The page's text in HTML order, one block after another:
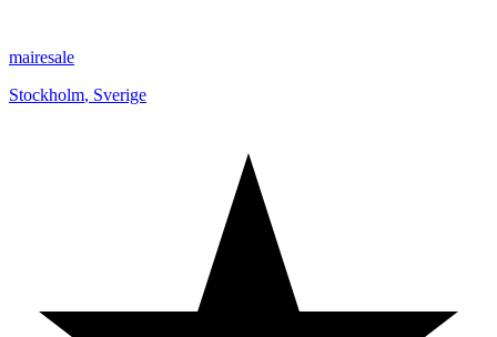
mairesale
Stockholm, Sverige